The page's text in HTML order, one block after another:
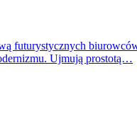
futurystycznych
Ujmują prostotą…